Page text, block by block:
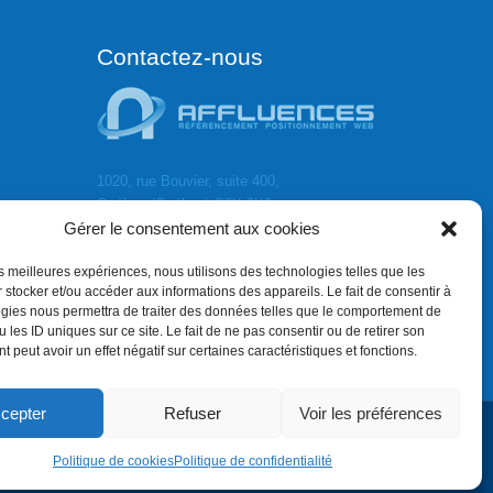
Gérer le consentement aux cookies
meilleures expériences, nous utilisons des technologies telles que les
stocker et/ou accéder aux informations des appareils. Le fait de consentir à
nous permettra de traiter des données telles que le comportement de
les ID uniques sur ce site. Le fait de ne pas consentir ou de retirer son
peut avoir un effet négatif sur certaines caractéristiques et fonctions.
Refuser Voir les préférences
Politique de cookiesPolitique de confidentialité
Contactez-nous
1020, rue Bouvier, suite 400,
Québec (Québec) G2K 0K9
418.684.8881